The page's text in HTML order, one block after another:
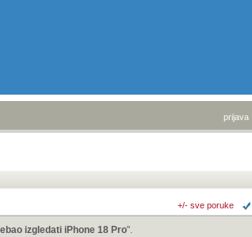
prijava
+/- sve poruke
izgledati iPhone 18 Pro".